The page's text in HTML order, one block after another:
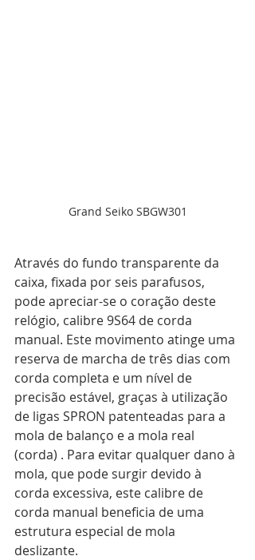
Grand Seiko SBGW301
Através do fundo transparente da
caixa, fixada por seis parafusos,
pode apreciar-se o coração deste
relógio, calibre 9S64 de corda
manual. Este movimento atinge uma
reserva de marcha de três dias com
corda completa e um nível de
precisão estável, graças à utilização
de ligas SPRON patenteadas para a
mola de balanço e a mola real
(corda) . Para evitar qualquer dano à
mola, que pode surgir devido à
corda excessiva, este calibre de
corda manual beneficia de uma
estrutura especial de mola
deslizante.